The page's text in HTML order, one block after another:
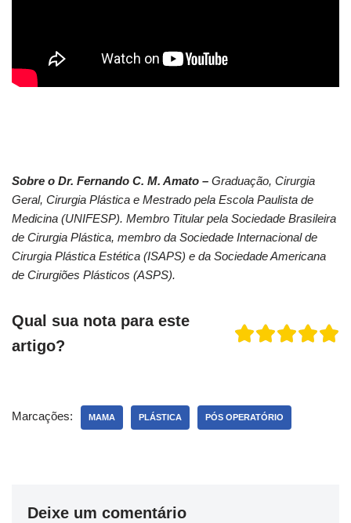
Sobre o Dr. Fernando C. M. Amato – Graduação, Cirurgia
Geral, Cirurgia Plástica e Mestrado pela Escola Paulista de
Medicina (UNIFESP). Membro Titular pela Sociedade Brasileira
de Cirurgia Plástica, membro da Sociedade Internacional de
Cirurgia Plástica Estética (ISAPS) e da Sociedade Americana
de Cirurgiões Plásticos (ASPS).
Qual sua nota para este
artigo?
Marcações: MAMA PLÁSTICA PÓS OPERATÓRIO
Deixe um comentário